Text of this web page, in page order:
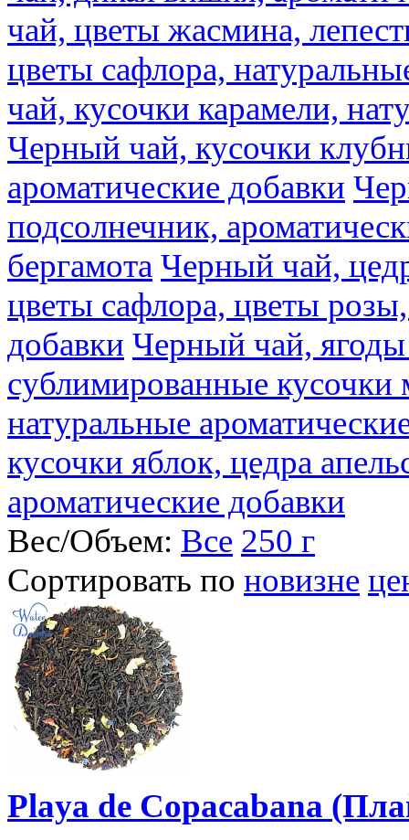
чай, цветы жасмина,
цветы сафлора,
чай, кусочки карамели,
Черный чай, кусочки
ароматические добавки
подсолнечник,
бергамота Черный чай,
цветы сафлора, цветы
добавки Черный чай,
сублимированные
натуральные
кусочки яблок, цедра
ароматические добавки
Вес/Объем: Все 250 г
Сортировать по новизне
Playa de Copacabana